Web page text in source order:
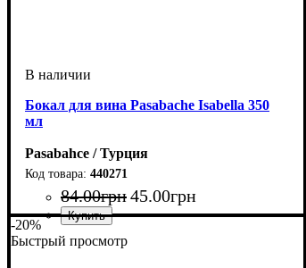
Бокал для вина Pasabache Isabella 350
мл
Pasabahce / Турция
440271
84.00грн45.00грн
-20%
Быстрый просмотр